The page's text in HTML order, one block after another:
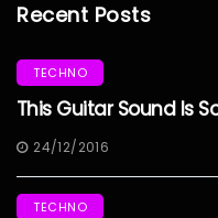
Recent Posts
TECHNO
This Guitar Sound Is
24/12/2016
TECHNO